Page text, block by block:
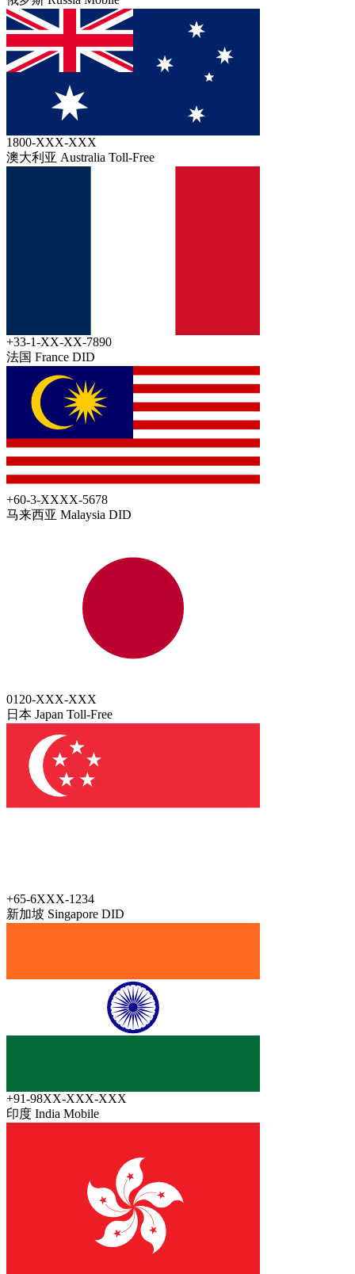
1800-XXX-XXX
澳大利亚 Australia Toll-Free
+33-1-XX-XX-7890
法国 France DID
+60-3-XXXX-5678
马来西亚 Malaysia DID
0120-XXX-XXX
日本 Japan Toll-Free
+65-6XXX-1234
新加坡 Singapore DID
+91-98XX-XXX-XXX
印度 India Mobile